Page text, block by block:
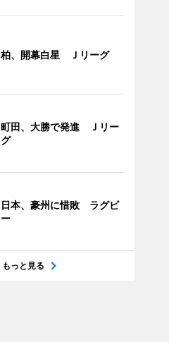
柏、開幕白星 Ｊリーグ
町田、大勝で発進 Ｊリー
グ
日本、豪州に惜敗 ラグビ
ー
もっと見る